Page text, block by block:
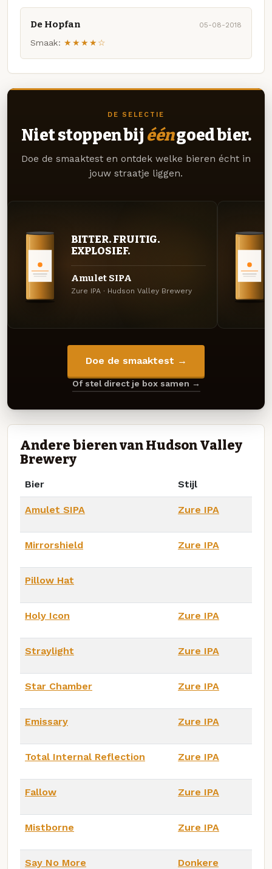
De Hopfan 05-08-2018
Smaak: ★★★★☆
DE SELECTIE
Niet stoppen bij ééngoed bier.
Doe de smaaktest en ontdek welke bieren écht in
jouw straatje liggen.
BITTER. FRUITIG.
EXPLOSIEF.
Amulet SIPA
Zure IPA · Hudson Valley Brewery
Doe de smaaktest →
Of stel direct je box samen →
Andere bieren van Hudson Valley
Brewery
Bier Stijl
Amulet SIPA Zure IPA
Mirrorshield Zure IPA
Pillow Hat
Holy Icon Zure IPA
Straylight Zure IPA
Star Chamber Zure IPA
Emissary Zure IPA
Total Internal Reflection Zure IPA
Fallow Zure IPA
Mistborne Zure IPA
Say No More
Donkere